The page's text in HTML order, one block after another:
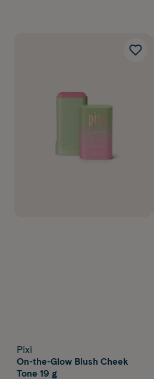
Pixi
On-the-Glow Blush Cheek
Tone 19 g